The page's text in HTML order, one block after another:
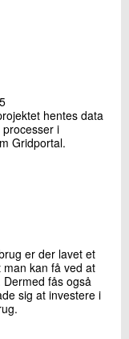
hentes data
i
Gridportal.
er der lavet et
kan få ved at
fås også
sig at investere i